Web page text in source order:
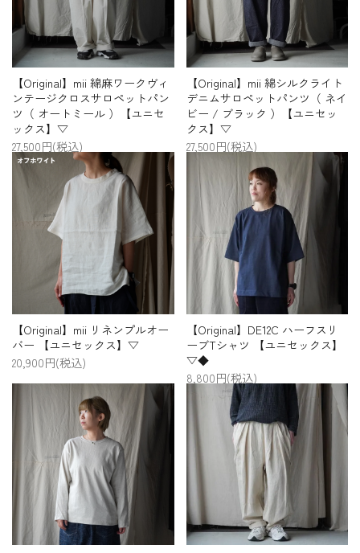
【Original】mii 綿麻ワークヴィ
ンテージクロスサロペットパン
ツ（ オートミール ）【ユニセ
ックス】▽
27,500円(税込)
【Original】mii 綿シルクライト
デニムサロペットパンツ（ ネイ
ビー / ブラック ）【ユニセッ
クス】▽
27,500円(税込)
【Original】mii リネンプルオー
バー 【ユニセックス】▽
20,900円(税込)
【Original】DE12C ハーフスリ
ーブTシャツ 【ユニセックス】
▽◆
8,800円(税込)